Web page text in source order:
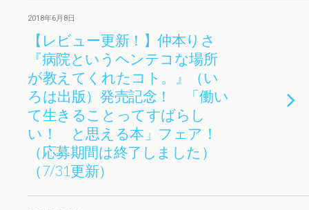
2018年6月8日
【レビュー更新！】仲本りさ
『病院というヘンテコな場所
が教えてくれたコト。』（い
ろは出版）発売記念！ 「働い
て生きることってすばらし
い！ と思える本」フェア！
（応募期間は終了しました）
（7/31更新）